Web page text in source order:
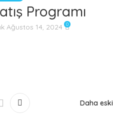
Programı
Ağustos 14, 2024 0
Daha eski